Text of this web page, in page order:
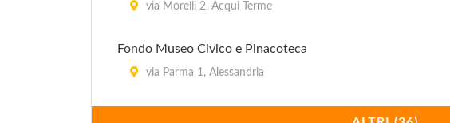
via Morelli 2, Acqui Terme
Fondo Museo Civico e Pinacoteca
via Parma 1, Alessandria